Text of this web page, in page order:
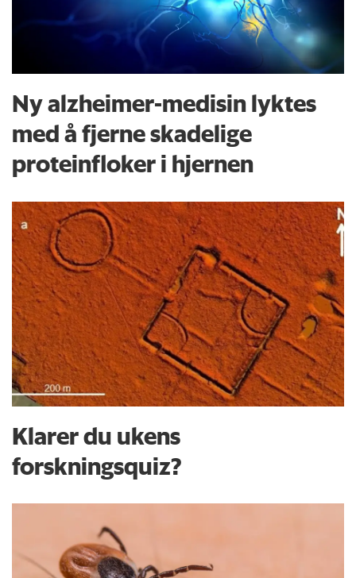
Ny alzheimer-medisin lyktes
med å fjerne skadelige
proteinfloker i hjernen
Klarer du ukens
forskningsquiz?